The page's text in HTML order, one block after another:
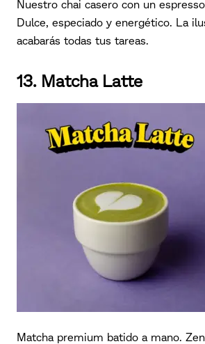
Nuestro chai casero con un
Dulce, especiado y energético. La
acabarás todas tus tareas.
13. Matcha Latte
Matcha premium batido a mano.